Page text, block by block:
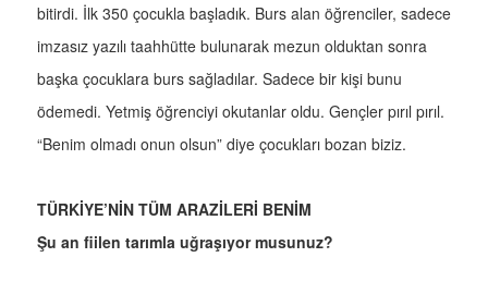
bitirdi. İlk 350 çocukla başladık. Burs alan öğrenciler, sadece
imzasız yazılı taahhütte bulunarak mezun olduktan sonra
başka çocuklara burs sağladılar. Sadece bir kişi bunu
ödemedi. Yetmiş öğrenciyi okutanlar oldu. Gençler pırıl pırıl.
“Benim olmadı onun olsun” diye çocukları bozan biziz.
TÜRKİYE’NİN TÜM ARAZİLERİ BENİM
Şu an fiilen tarımla uğraşıyor musunuz?